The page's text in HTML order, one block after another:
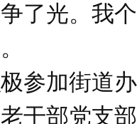
了光。我
参加街道
干部党支